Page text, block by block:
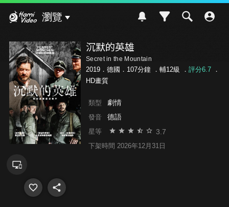
瀏覽
沉默的英雄
Secret in the Mountain
2019．德國．107分鐘 ． 輔12級 ． 評分6.7．
HD畫質
類型 劇情
發音 德語
星等 3.7
下架時間 2026年12月31日